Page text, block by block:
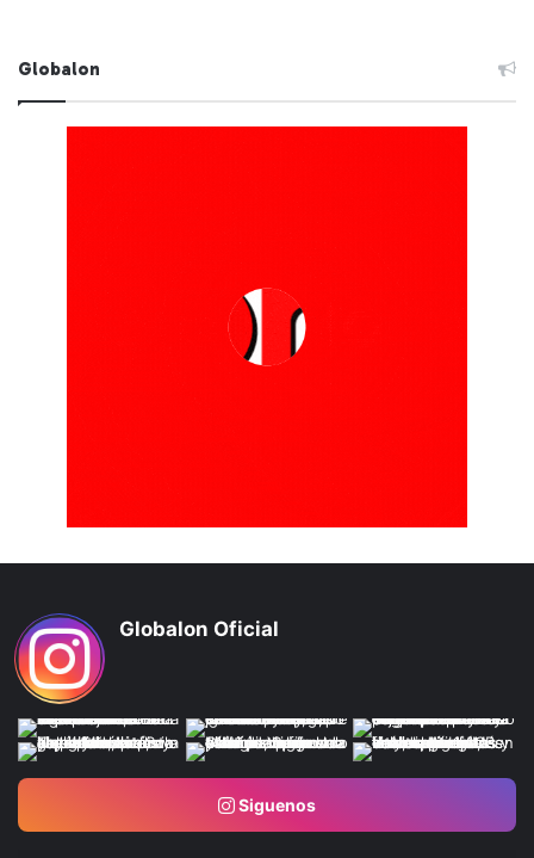
Globalon
Globalon Oficial
Siguenos